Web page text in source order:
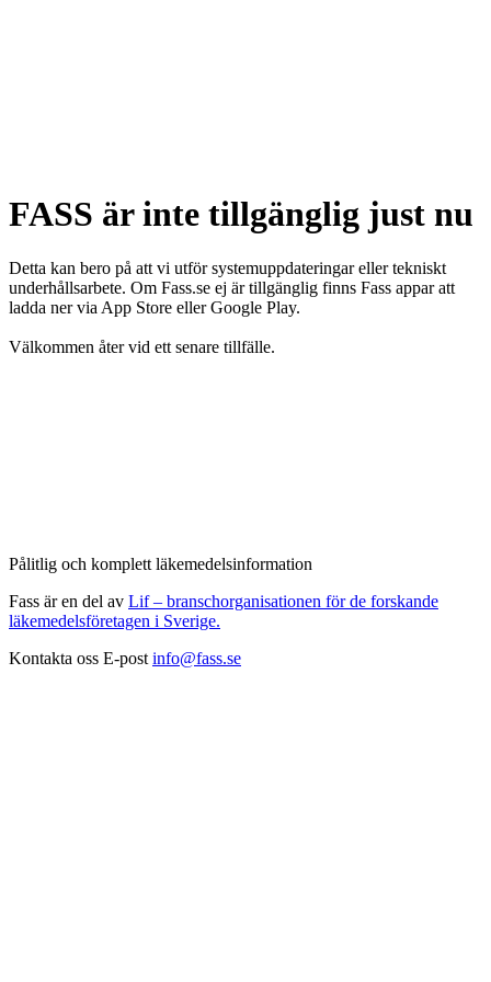
FASS är inte tillgänglig just nu
Detta kan bero på att vi utför systemuppdateringar eller tekniskt
underhållsarbete. Om Fass.se ej är tillgänglig finns Fass appar att
ladda ner via App Store eller Google Play.
Välkommen åter vid ett senare tillfälle.
Pålitlig och komplett läkemedelsinformation
Fass är en del av Lif – branschorganisationen för de forskande
läkemedelsföretagen i Sverige.
Kontakta oss E-post info@fass.se